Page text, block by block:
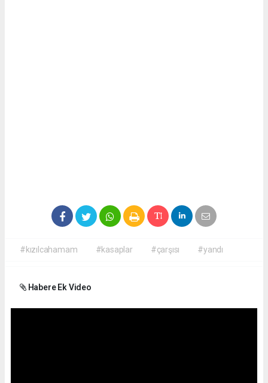
#kızılcahamam #kasaplar #çarşısı #yandı
Habere Ek Video